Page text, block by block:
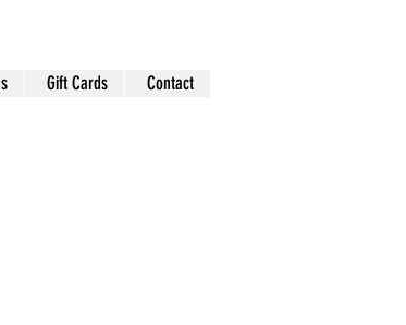
Gift Cards Contact